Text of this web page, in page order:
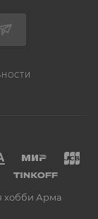
хобби Арма